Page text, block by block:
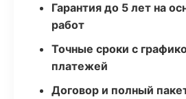
Гарантия до 5 лет на
работ
Точные сроки с
платежей
Договор и полный